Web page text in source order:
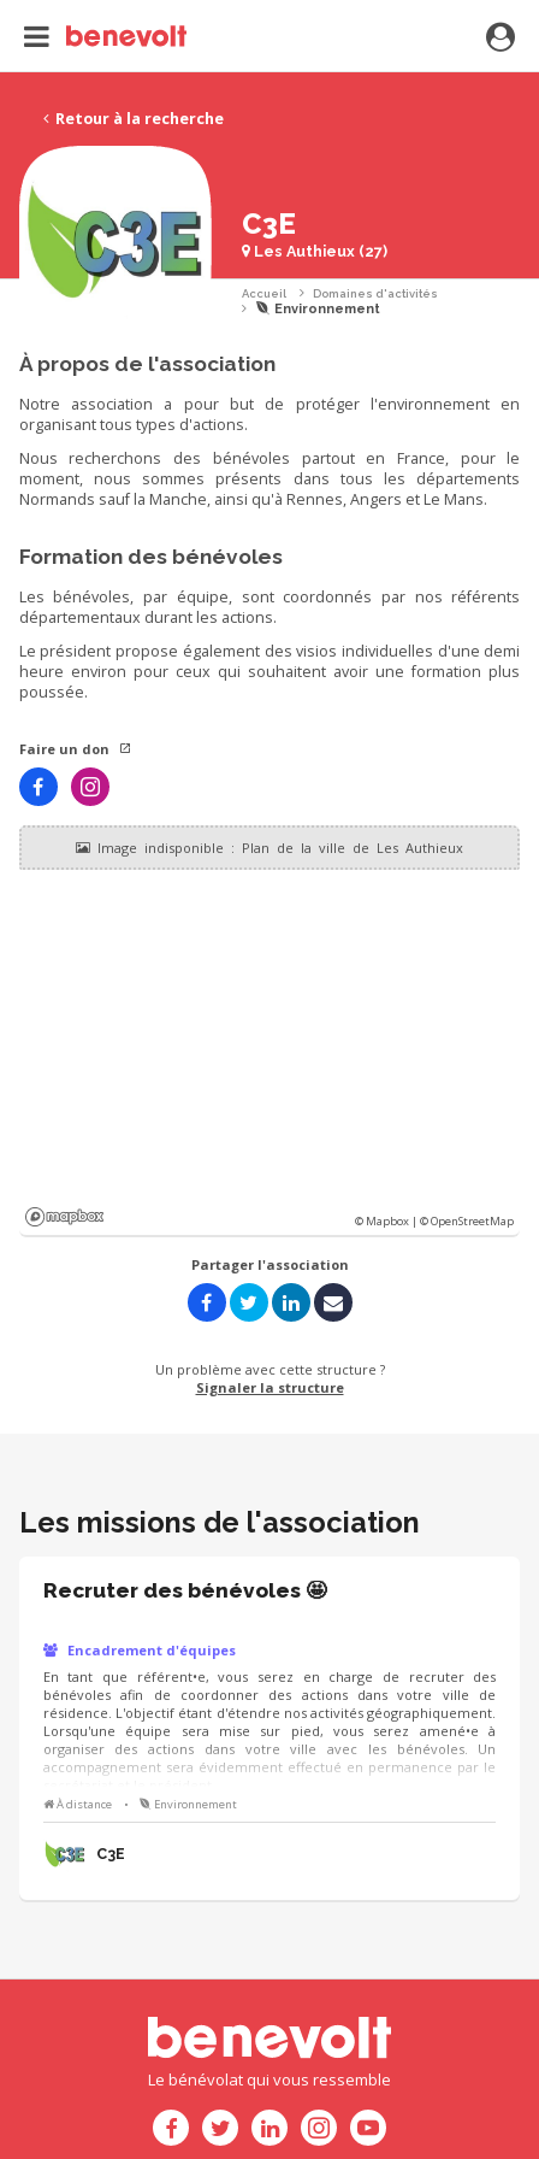
Retour à la recherche
C3E
Les Authieux (27)
Accueil Domaines d'activités
Environnement
À propos de l'association
Notre association a pour but de protéger l'environnement en
organisant tous types d'actions.
Nous recherchons des bénévoles partout en France, pour le
moment, nous sommes présents dans tous les départements
Normands sauf la Manche, ainsi qu'à Rennes, Angers et Le Mans.
Formation des bénévoles
Les bénévoles, par équipe, sont coordonnés par nos référents
départementaux durant les actions.
Le président propose également des visios individuelles d'une demi
heure environ pour ceux qui souhaitent avoir une formation plus
poussée.
Faire un don
© Mapbox |© OpenStreetMap
Partager l'association
Un problème avec cette structure ?
Signaler la structure
Les missions de l'association
Recruter des bénévoles 🤩
Encadrement d'équipes
En tant que référent•e, vous serez en charge de recruter des
bénévoles afin de coordonner des actions dans votre ville de
résidence. L'objectif étant d'étendre nos activités géographiquement.
Lorsqu'une équipe sera mise sur pied, vous serez amené•e à
organiser des actions dans votre ville avec les bénévoles. Un
accompagnement sera évidemment effectué en permanence par le
À distance • Environnement
C3E
Le bénévolat qui vous ressemble